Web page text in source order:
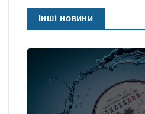
Інші новини